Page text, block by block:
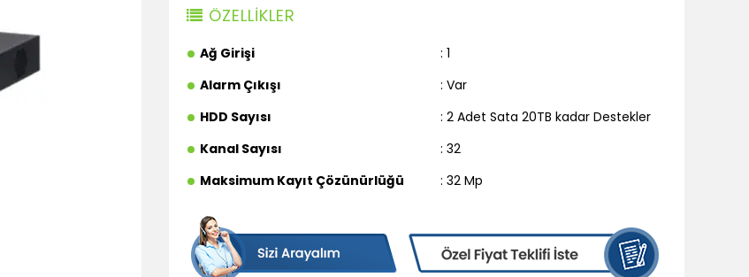
ÖZELLİKLER
Ağ Girişi
: 1
Alarm Çıkışı
: Var
HDD Sayısı
: 2 Adet Sata 20TB kadar Destekler
Kanal Sayısı
: 32
Maksimum Kayıt Çözünürlüğü
: 32 Mp